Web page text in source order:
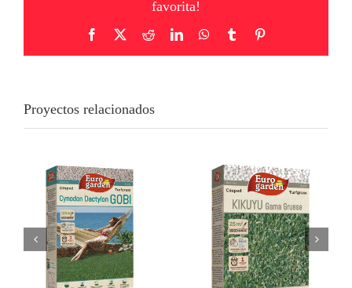
favorita!
Facebook RedditLinkedInWhatsApp
Tumblr
Proyectos relacionados
Cynodon
Dactylon Gobi
Kikuyu AZ -1